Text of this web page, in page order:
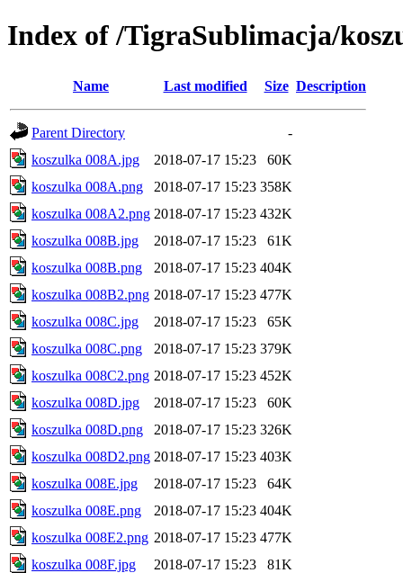
Index of /TigraSublimacja/
Name Last modified Size Description
Parent Directory
-
koszulka 008A.jpg
2018-07-17 15:23
60K
koszulka 008A.png
2018-07-17 15:23 358K
koszulka 008A2.png 2018-07-17 15:23 432K
koszulka 008B.jpg
2018-07-17 15:23
61K
koszulka 008B.png
2018-07-17 15:23 404K
koszulka 008B2.png 2018-07-17 15:23 477K
koszulka 008C.jpg
2018-07-17 15:23
65K
koszulka 008C.png
2018-07-17 15:23 379K
koszulka 008C2.png 2018-07-17 15:23 452K
koszulka 008D.jpg
2018-07-17 15:23
60K
koszulka 008D.png
2018-07-17 15:23 326K
koszulka 008D2.png 2018-07-17 15:23 403K
koszulka 008E.jpg
2018-07-17 15:23
64K
koszulka 008E.png
2018-07-17 15:23 404K
koszulka 008E2.png 2018-07-17 15:23 477K
koszulka 008F.jpg
2018-07-17 15:23
81K